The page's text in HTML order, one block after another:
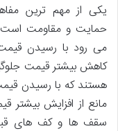
یکی از مهم ترین
حمایت و مقاومت
می رود با رسیدن
کاهش بیشتر قیمت
هستند که با رسیدن
مانع از افزایش
سقف ها و کف های